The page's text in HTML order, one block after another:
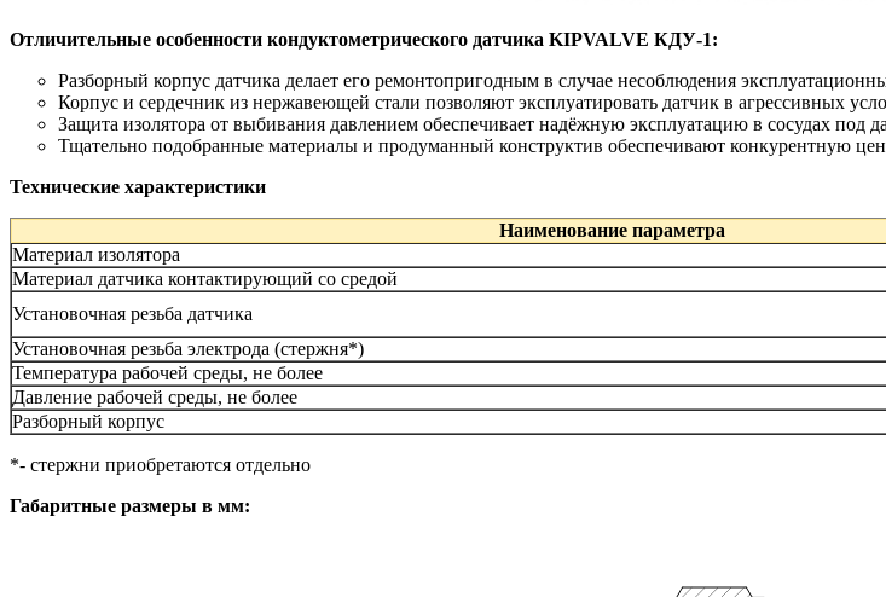
Отличительные особенности кондуктометрического датчика KIPVALVE КДУ-1:
Разборный корпус датчика делает его ремонтопригодным в случае несоблюдения
Корпус и сердечник из нержавеющей стали позволяют эксплуатировать датчик в агрессивных
Защита изолятора от выбивания давлением обеспечивает надёжную эксплуатацию в сосудах под
Тщательно подобранные материалы и продуманный конструктив обеспечивают конкурентную
Технические характеристики
Наименование параметра
Материал изолятора
Материал датчика контактирующий со средой
Установочная резьба датчика
Установочная резьба электрода (стержня*)
Температура рабочей среды, не более
Давление рабочей среды, не более
Разборный корпус
*- стержни приобретаются отдельно
Габаритные размеры в мм: